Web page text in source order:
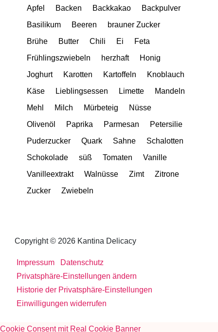
Apfel Backen Backkakao
Backpulver
Basilikum
Beeren
brauner Zucker
Brühe
Butter Chili Ei
Feta
Frühlingszwiebeln
herzhaft
Honig
Joghurt
Karotten Kartoffeln
Knoblauch
Käse
Lieblingsessen Limette
Mandeln
Mehl
Milch Mürbeteig
Nüsse
Olivenöl
Paprika Parmesan
Petersilie
Puderzucker
Quark Sahne
Schalotten
Schokolade
süß Tomaten
Vanille
Vanilleextrakt
Walnüsse Zimt
Zitrone
Zucker
Zwiebeln
Copyright © 2026 Kantina Delicacy
Impressum
Datenschutz
Privatsphäre-Einstellungen ändern
Historie der Privatsphäre-Einstellungen
Einwilligungen widerrufen
Cookie Consent mit Real Cookie Banner